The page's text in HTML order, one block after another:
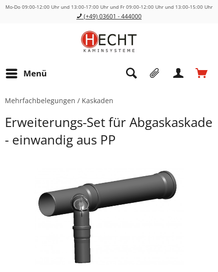
Mo-Do 09:00-12:00 Uhr und 13:00-17:00 Uhr und Fr 09:00-12:00 Uhr und 13:00-15:00 Uhr
(+49) 03601 - 444000
Menü
Mehrfachbelegungen / Kaskaden
Erweiterungs-Set für Abgaskaskade
- einwandig aus PP